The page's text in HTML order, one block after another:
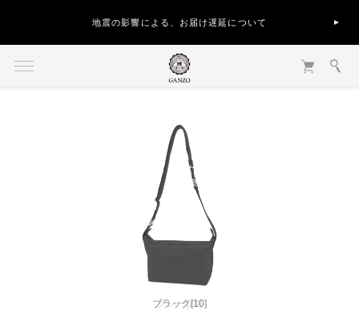
地震の影響による、お届け遅延について
ブラック[10]